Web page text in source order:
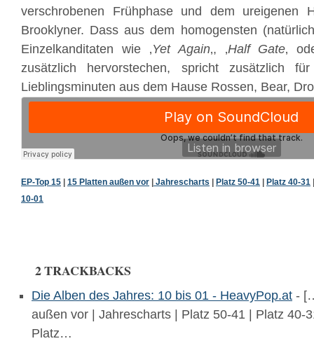
verschrobenen Frühphase und dem ureigenen
Brooklyner. Dass aus dem homogensten
Einzelkanditaten wie ‚Yet Again‚, ‚Half Gate‚
zusätzlich hervorstechen, spricht zusätzlich
Lieblingsminuten aus dem Hause Rossen, Bear,
EP-Top 15 15 Platten außen vor Jahrescharts Platz 50-41 Platz 40-31
10-01
2 TRACKBACKS
Die Alben des Jahres: 10 bis 01 - HeavyPop.at -
außen vor | Jahrescharts | Platz 50-41 | Platz 40-
Platz…